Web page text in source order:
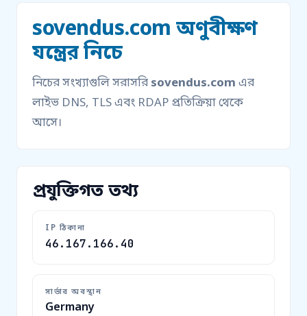
sovendus.com অণুবীক্ষণ
যন্ত্রের নিচে
নিচের সংখ্যাগুলি সরাসরি sovendus.com এর
লাইভ DNS, TLS এবং RDAP প্রতিক্রিয়া থেকে
আসে।
প্রযুক্তিগত তথ্য
IP ঠিকানা
46.167.166.40
সার্ভার অবস্থান
Germany